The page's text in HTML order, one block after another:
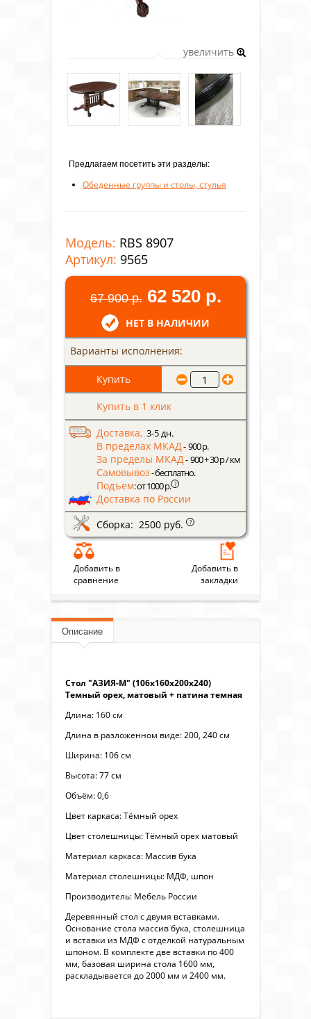
увеличить
Предлагаем посетить эти разделы:
Обеденные группы и столы, стулья
Модель: RBS 8907
Артикул: 9565
67 900 р. 62 520 р.
НЕТ В НАЛИЧИИ
Варианты исполнения:
Купить в 1 клик
Доставка, 3-5 дн.
В пределах МКАД- 900 р.
За пределы МКАД- 900 + 30 р / км
Самовывоз- бесплатно.
Подъем: от 1000 р. ?
Доставка по России
Сборка: 2500 руб.
?
Добавить в
сравнение
Добавить в
закладки
Описание
Стол "АЗИЯ-М" (106х160х200х240)
Темный орех, матовый + патина темная
Длина: 160 см
Длина в разложенном виде: 200, 240 см
Ширина: 106 см
Высота: 77 см
Объём: 0,6
Цвет каркаса: Тёмный орех
Цвет столешницы: Тёмный орех матовый
Материал каркаса: Массив бука
Материал столешницы: МДФ, шпон
Производитель: Мебель России
Деревянный стол с двумя вставками.
Основание стола массив бука, столешница
и вставки из МДФ с отделкой натуральным
шпоном. В комплекте две вставки по 400
мм, базовая ширина стола 1600 мм,
раскладывается до 2000 мм и 2400 мм.